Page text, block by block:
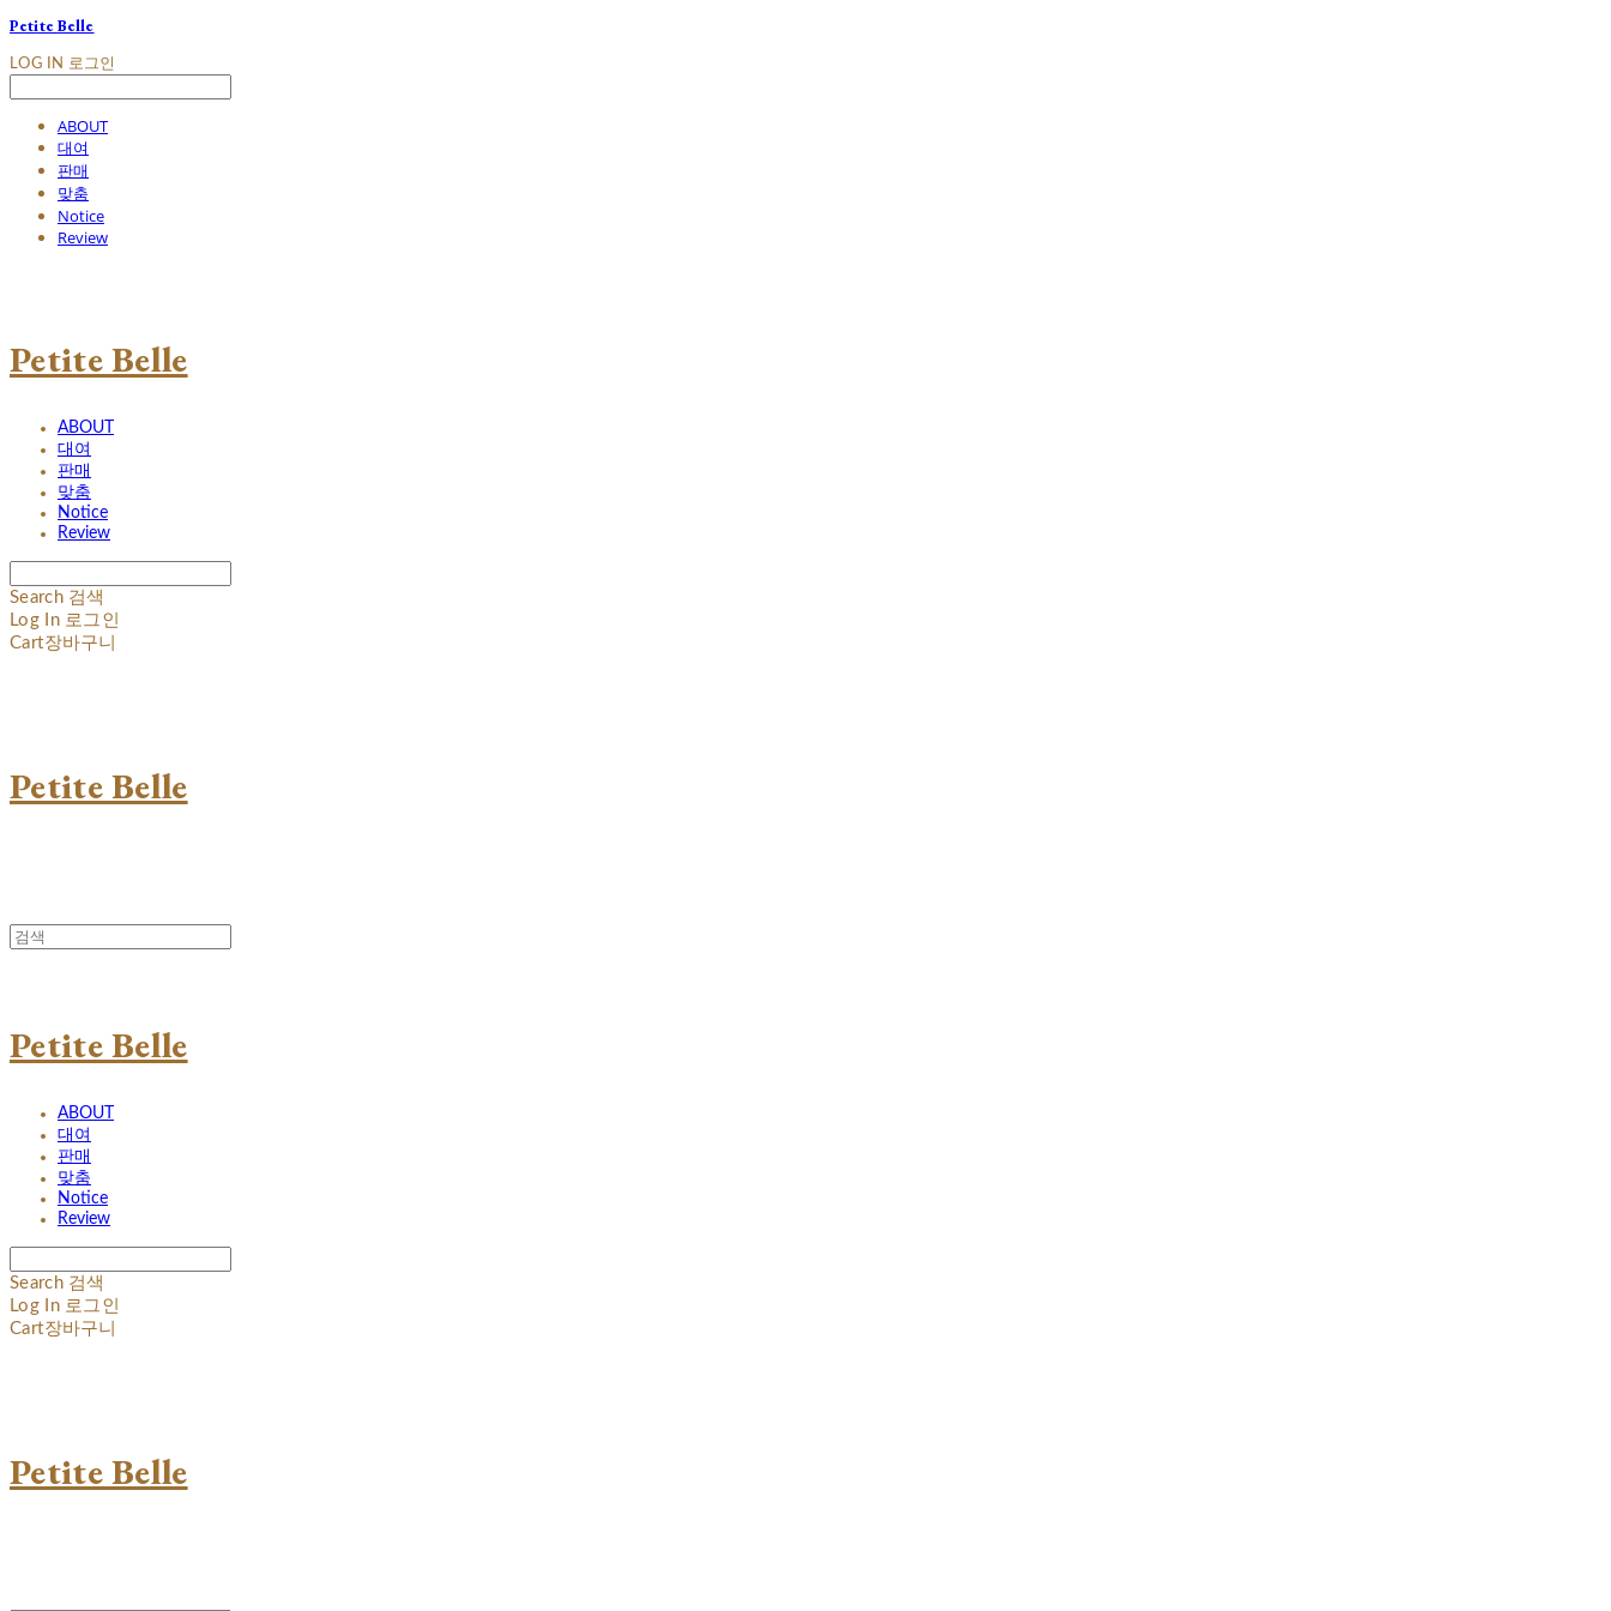
Petite Belle
LOG IN 로그인
ABOUT
대여
판매
맞춤
Notice
Review
Petite Belle
ABOUT
대여
판매
맞춤
Notice
Review
Search 검색
Log In 로그인
Cart장바구니
Petite Belle
Petite Belle
ABOUT
대여
판매
맞춤
Notice
Review
Search 검색
Log In 로그인
Cart장바구니
Petite Belle